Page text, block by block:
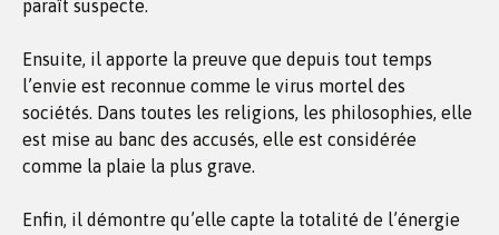
paraît suspecte.
Ensuite, il apporte la preuve que depuis tout temps
l’envie est reconnue comme le virus mortel des
sociétés. Dans toutes les religions, les philosophies, elle
est mise au banc des accusés, elle est considérée
comme la plaie la plus grave.
Enfin, il démontre qu’elle capte la totalité de l’énergie